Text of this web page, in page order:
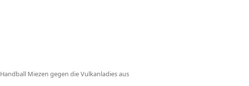
Miezen gegen die Vulkanladies aus